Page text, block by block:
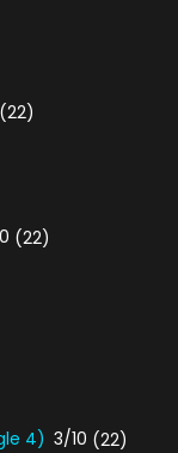
(22)
(22)
4) 3/10 (22)